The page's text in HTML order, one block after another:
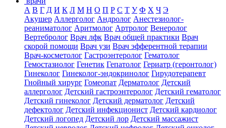
А В Г Д И К Л М Н О П Р С Т У Ф Х Ч Э
Акушер Аллерголог Андролог Анестезиолог-
реаниматолог Аритмолог Артролог Венеролог
Вертебролог Врач лфк Врач общей практики Врач
скорой помощи Врач узи Врач эфферентной терапии
Врач-косметолог Гастроэнтеролог Гематолог
Гемостазиолог Генетик Гепатолог Гериатр (геронтолог)
Гинеколог Гинеколог-эндокринолог Гирудотерапевт
Гнойный хирург Гомеопат Дерматолог Детский
аллерголог Детский гастроэнтеролог Детский гематолог
Детский гинеколог Детский дерматолог Детский
дефектолог Детский инфекционист Детский кардиолог
Детский логопед Детский лор Детский массажист